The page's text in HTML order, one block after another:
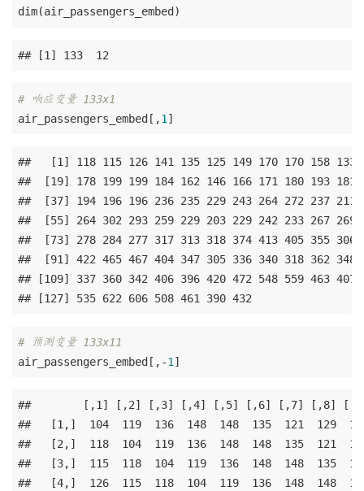
dim(air_passengers_embed)
## [1] 133  12
# 响应变量 133x1
air_passengers_embed[,1 ]
##   [1] 118 115 126 141 135 125 149 170 170 158 133
##  [19] 178 199 199 184 162 146 166 171 180 193 181
##  [37] 194 196 196 236 235 229 243 264 272 237 211
##  [55] 264 302 293 259 229 203 229 242 233 267 269
##  [73] 278 284 277 317 313 318 374 413 405 355 306
##  [91] 422 465 467 404 347 305 336 340 318 362 348
## [109] 337 360 342 406 396 420 472 548 559 463 407
## [127] 535 622 606 508 461 390 432
# 预测变量 133x11
air_passengers_embed[,-1 ]
##        [,1] [,2] [,3] [,4] [,5] [,6] [,7] [,8]
##   [1,]  104  119  136  148  148  135  121  129
##   [2,]  118  104  119  136  148  148  135  121
##   [3,]  115  118  104  119  136  148  148  135
##   [4,]  126  115  118  104  119  136  148  148